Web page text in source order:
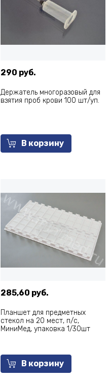
290 руб.
Держатель многоразовый для
взятия проб крови 100 шт/уп.
В корзину
285,60 руб.
Планшет для предметных
стекол на 20 мест, п/с,
МиниМед, упаковка 1/30шт
В корзину